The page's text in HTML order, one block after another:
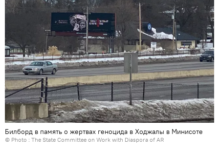
Билборд в память о жертвах геноцида в Ходжалы в Минисоте
© Photo : The State Committee on Work with Diaspora of AR